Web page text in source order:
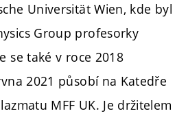
Universität Wien, kde byl
Group profesorky
se také v roce 2018
2021 působí na Katedře
MFF UK. Je držitelem